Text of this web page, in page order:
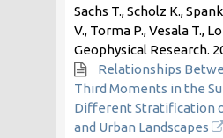
Sachs T., Scholz K.,
V., Torma P., Vesala T.,
Geophysical Research.
Relationships
Third Moments in the
Different Stratification
and Urban Landscapes